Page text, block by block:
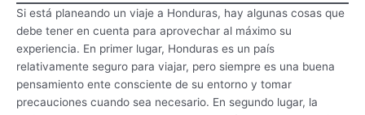
Si está planeando un viaje a Honduras, hay algunas cosas que
debe tener en cuenta para aprovechar al máximo su
experiencia. En primer lugar, Honduras es un país
relativamente seguro para viajar, pero siempre es una buena
pensamiento ente consciente de su entorno y tomar
precauciones cuando sea necesario. En segundo lugar, la